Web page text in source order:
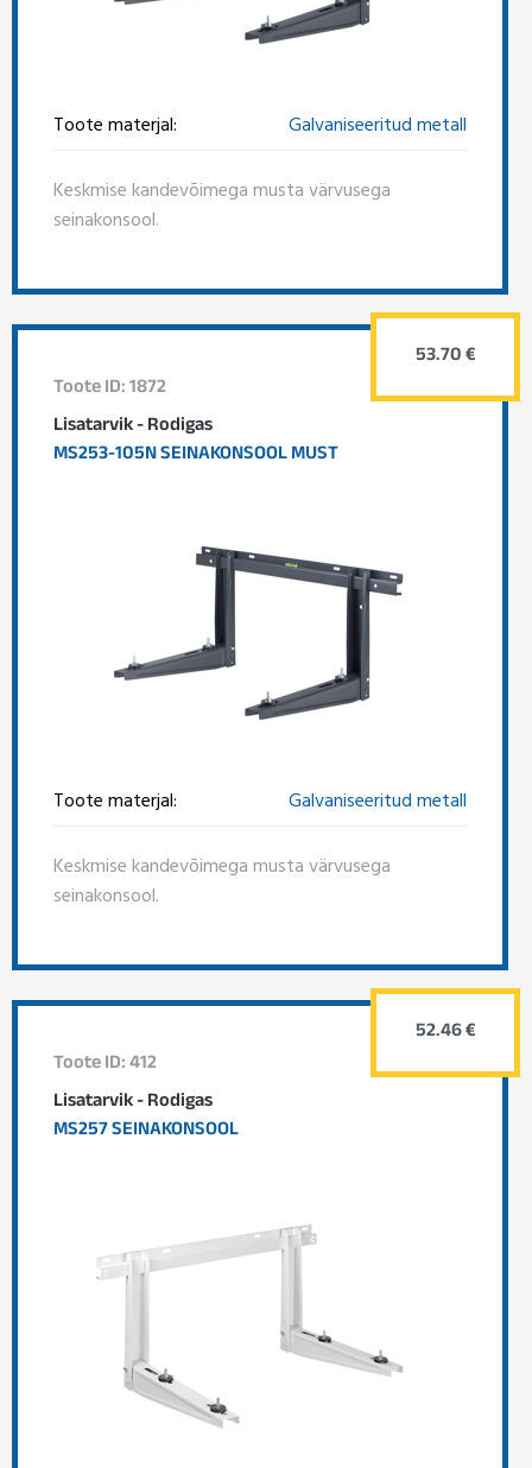
Toote materjal: Galvaniseeritud metall
Keskmise kandevõimega musta värvusega
seinakonsool.
Toote ID: 1872
Lisatarvik - Rodigas
MS253-105N SEINAKONSOOL MUST
Toote materjal: Galvaniseeritud metall
Keskmise kandevõimega musta värvusega
seinakonsool.
53.70 €
Toote ID: 412
Lisatarvik - Rodigas
MS257 SEINAKONSOOL
52.46 €